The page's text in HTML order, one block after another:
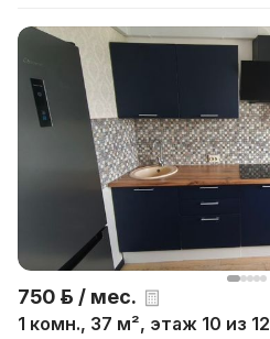
750 р. / мес.
1 комн., 37 м², этаж 10 из 12